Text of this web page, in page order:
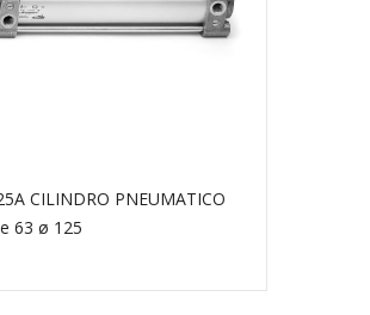
CILINDRO PNEUMATICO
63 ø 125